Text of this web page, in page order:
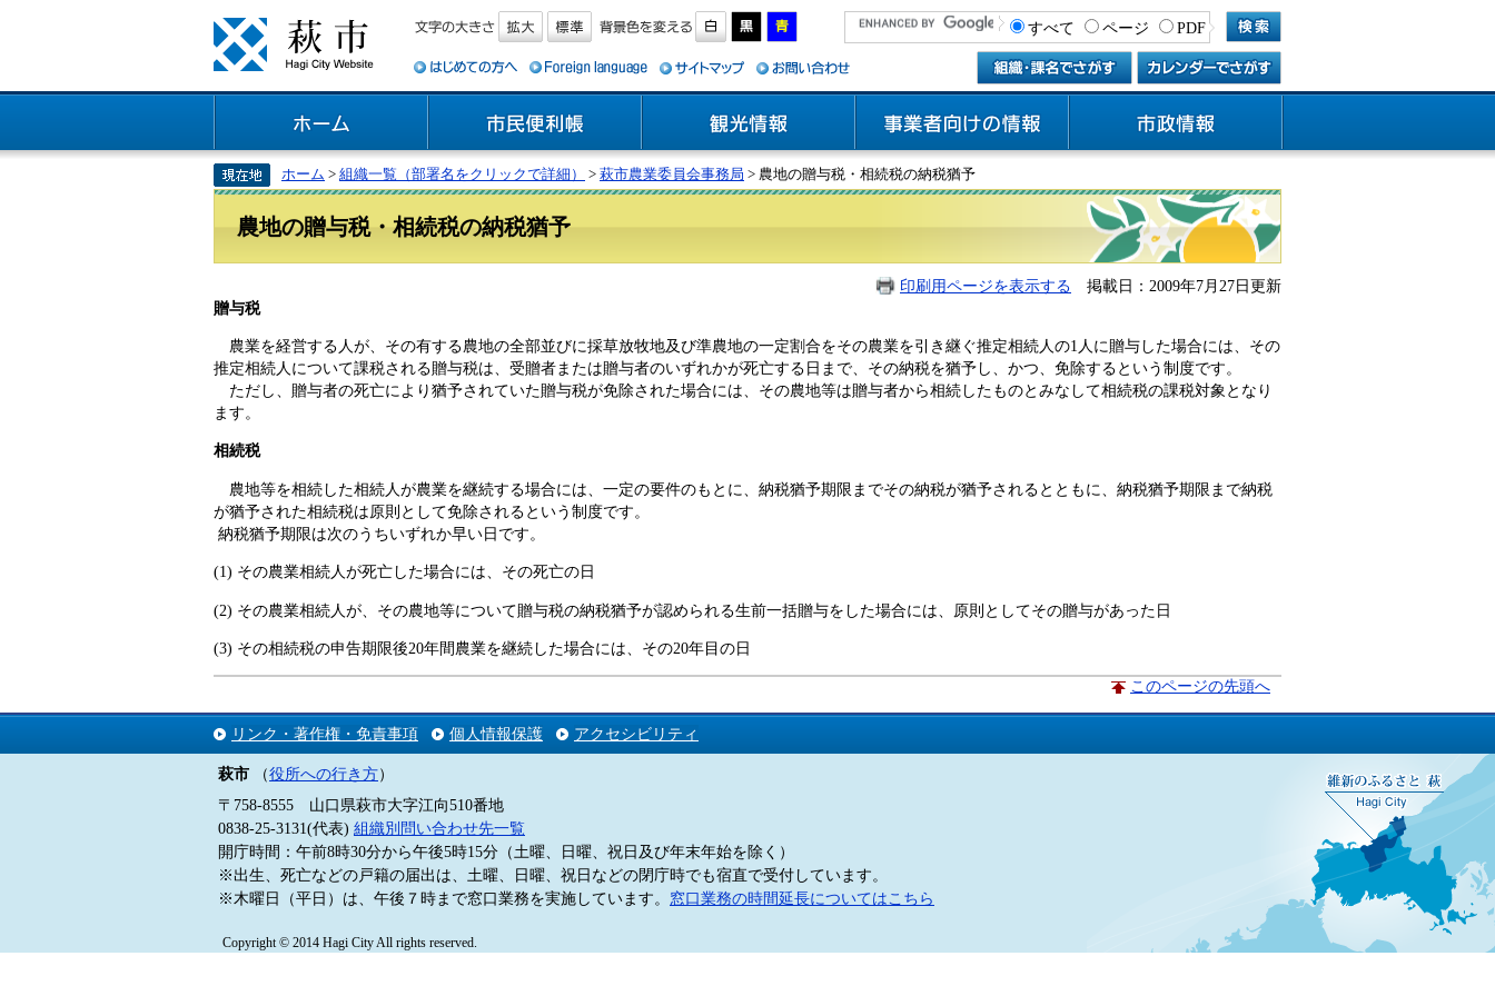
すべて ページ PDF
ホーム > 組織一覧（部署名をクリックで詳細） > 萩市農業委員会事務局 > 農地の贈与税・相続税の納税猶予
農地の贈与税・相続税の納税猶予
印刷用ページを表示する 掲載日：2009年7月27日更新
贈与税
農業を経営する人が、その有する農地の全部並びに採草放牧地及び準農地の一定割合をその農業を引き継ぐ推定相続人の1人に贈与した場合には、その
推定相続人について課税される贈与税は、受贈者または贈与者のいずれかが死亡する日まで、その納税を猶予し、かつ、免除するという制度です。
ただし、贈与者の死亡により猶予されていた贈与税が免除された場合には、その農地等は贈与者から相続したものとみなして相続税の課税対象となり
ます。
相続税
農地等を相続した相続人が農業を継続する場合には、一定の要件のもとに、納税猶予期限までその納税が猶予されるとともに、納税猶予期限まで納税
が猶予された相続税は原則として免除されるという制度です。
納税猶予期限は次のうちいずれか早い日です。
(1) その農業相続人が死亡した場合には、その死亡の日
(2) その農業相続人が、その農地等について贈与税の納税猶予が認められる生前一括贈与をした場合には、原則としてその贈与があった日
(3) その相続税の申告期限後20年間農業を継続した場合には、その20年目の日
このページの先頭へ
リンク・著作権・免責事項 個人情報保護 アクセシビリティ
萩市 （役所への行き方）
〒758-8555 山口県萩市大字江向510番地
0838-25-3131(代表) 組織別問い合わせ先一覧
開庁時間：午前8時30分から午後5時15分（土曜、日曜、祝日及び年末年始を除く）
※出生、死亡などの戸籍の届出は、土曜、日曜、祝日などの閉庁時でも宿直で受付しています。
※木曜日（平日）は、午後７時まで窓口業務を実施しています。 窓口業務の時間延長についてはこちら
Copyright © 2014 Hagi City All rights reserved.